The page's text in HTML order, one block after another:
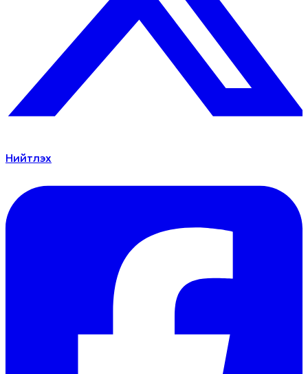
Нийтлэх